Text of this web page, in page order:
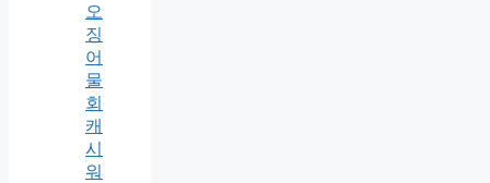
오
징
어
물
회
캐
시
워